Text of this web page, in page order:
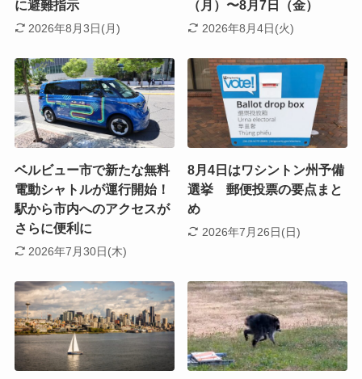
に避難指示
2026年8月3日(月)
（月）〜8月7日（金）
2026年8月4日(火)
ベルビュー市で新たな無料
電動シャトルが運行開始！
駅から市内へのアクセスが
さらに便利に
2026年7月30日(木)
8月4日はワシントン州予備
選挙 郵便投票の要点まと
め
2026年7月26日(日)